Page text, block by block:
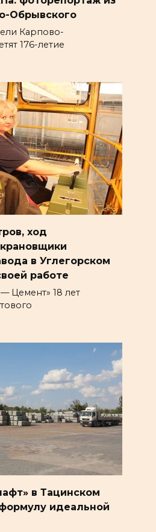
Обрывского
Карпово-
176-летие
ход
в Углегорском
работе
Цемент» 18 лет
в Тацинском
идеальной